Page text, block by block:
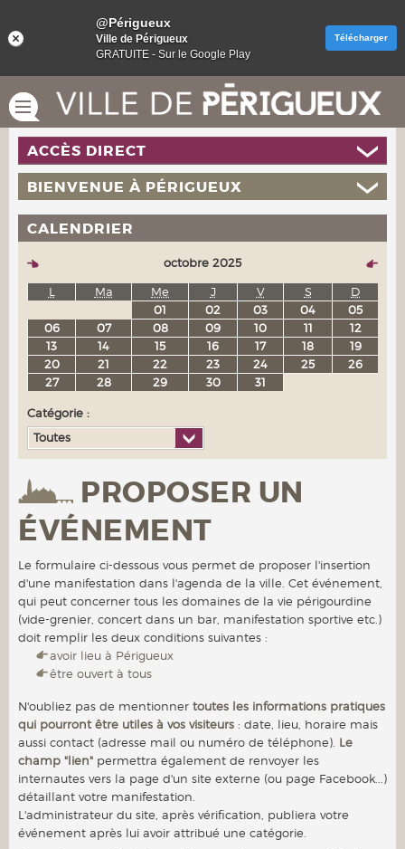
PROPOSER UN
ÉVÉNEMENT
Le formulaire ci-dessous vous permet de proposer l'insertion
d'une manifestation dans l'agenda de la ville. Cet événement,
qui peut concerner tous les domaines de la vie périgourdine
(vide-grenier, concert dans un bar, manifestation sportive etc.)
doit remplir les deux conditions suivantes :
avoir lieu à Périgueux
être ouvert à tous
N'oubliez pas de mentionner toutes les informations pratiques
qui pourront être utiles à vos visiteurs : date, lieu, horaire mais
aussi contact (adresse mail ou numéro de téléphone). Le
champ "lien" permettra également de renvoyer les
internautes vers la page d'un site externe (ou page Facebook...)
détaillant votre manifestation.
L'administrateur du site, après vérification, publiera votre
événement après lui avoir attribué une catégorie.
ACCÈS DIRECT
BIENVENUE À PÉRIGUEUX
CALENDRIER
octobre 2025
L
Ma Me J V S
D
01
02 03 04
05
06
07 08 09 10 11
12
13
14 15 16 17 18
19
20
21 22 23 24 25
26
27
28 29 30 31
Catégorie :
Toutes
@Périgueux
Ville de Périgueux
GRATUITE - Sur le Google Play
Télécharger